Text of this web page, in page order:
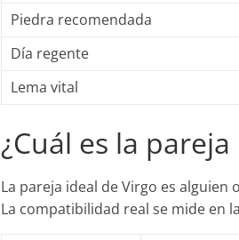
Piedra recomendada
Día regente
Lema vital
¿Cuál es la
La pareja ideal de Virgo es
La compatibilidad real se mide en